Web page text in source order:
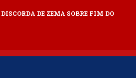
DE ZEMA SOBRE FIM DO